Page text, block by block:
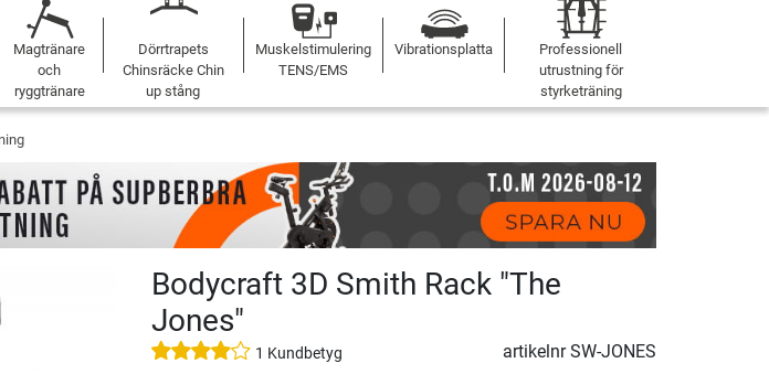
Magtränare
och
ryggtränare
Dörrtrapets
Chinsräcke Chin
up stång
Muskelstimulering
TENS/EMS
Vibrationsplatta
Professionell
utrustning för
styrketräning
Bodycraft 3D Smith Rack "The
Jones"
1 Kundbetyg artikelnrSW-JONES